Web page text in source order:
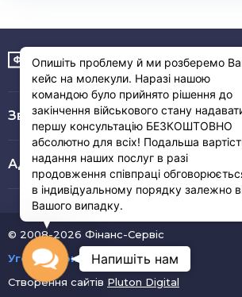
Зв’язок з нами :
Адреса
© 2008-2026 Фінанс-Сервіс
Угода користувача
Створення сайтів Pluton Digital
Contact
Напишіть нам
Опишіть проблему й ми розберемо
кейс на молекули. Наразі нашою
командою було прийнято рішення до
закінчення військового стану
першу консультацію БЕЗКОШТОВНО
абсолютно для всіх! Подальша
надання наших послуг в разі
продовження співпраці
в індивідуальному порядку залежно
Вашого випадку.